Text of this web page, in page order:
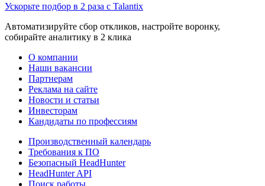
Ускорьте подбор в 2 раза с Talantix
Автоматизируйте сбор откликов, настройте воронку,
собирайте аналитику в 2 клика
О компании
Наши вакансии
Партнерам
Реклама на сайте
Новости и статьи
Инвесторам
Кандидаты по профессиям
Производственный календарь
Требования к ПО
Безопасный HeadHunter
HeadHunter API
Поиск работы